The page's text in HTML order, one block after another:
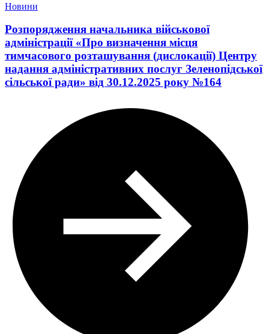
Новини
Розпорядження начальника військової
адміністрації «Про визначення місця
тимчасового розташування (дислокації) Центру
надання адміністративних послуг Зеленопідської
сільської ради» від 30.12.2025 року №164